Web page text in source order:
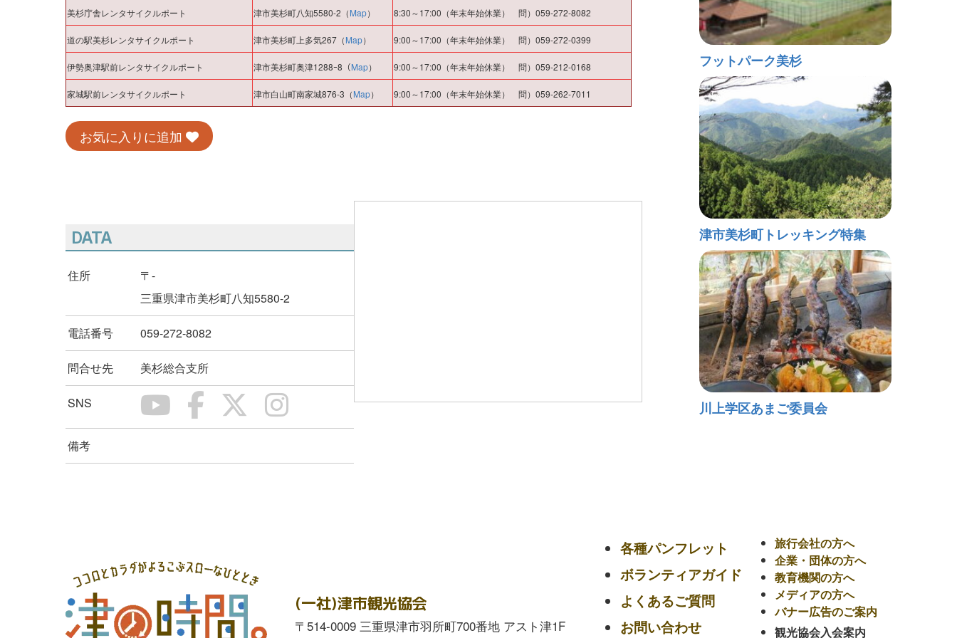
美杉庁舎レンタサイクルポート 津市美杉町八知5580-2（Map） 8:30～17:00（年末年始休業） 問）059-272-8082
道の駅美杉レンタサイクルポート 津市美杉町上多気267（Map） 9:00～17:00（年末年始休業） 問）059-272-0399
伊勢奥津駅前レンタサイクルポート 津市美杉町奥津1288ｰ8（Map） 9:00～17:00（年末年始休業） 問）059-212-0168
家城駅前レンタサイクルポート 津市白山町南家城876-3（Map） 9:00～17:00（年末年始休業） 問）059-262-7011
お気に入りに追加
DATA
住所
〒-
三重県津市美杉町八知5580-2
電話番号 059-272-8082
問合せ先 美杉総合支所
SNS
備考
フットパーク美杉
津市美杉町トレッキング特集
川上学区あまご委員会
(一社)津市観光協会
〒514-0009 三重県津市羽所町700番地 アスト津1F
各種パンフレット
ボランティアガイド
よくあるご質問
お問い合わせ
旅行会社の方へ
企業・団体の方へ
教育機関の方へ
メディアの方へ
バナー広告のご案内
観光協会入会案内